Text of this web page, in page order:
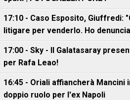
17:10 - Caso Esposito, Giuffredi:
litigare per venderlo. Ho
17:00 - Sky - Il Galatasaray
per Rafa Leao!
16:45 - Oriali affiancherà Mancini
doppio ruolo per l'ex Napoli